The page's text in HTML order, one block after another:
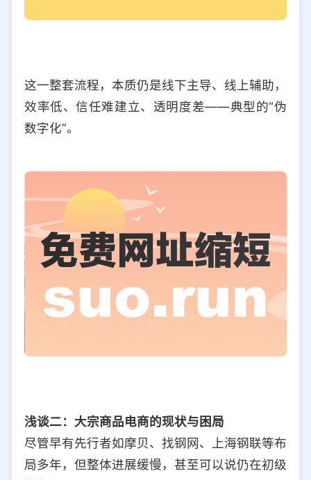
这一整套流程，本质仍是线下主导、线上辅助，
效率低、信任难建立、透明度差——典型的“伪
数字化”。
浅谈二：大宗商品电商的现状与困局
尽管早有先行者如摩贝、找钢网、上海钢联等布
局多年，但整体进展缓慢，甚至可以说仍在初级